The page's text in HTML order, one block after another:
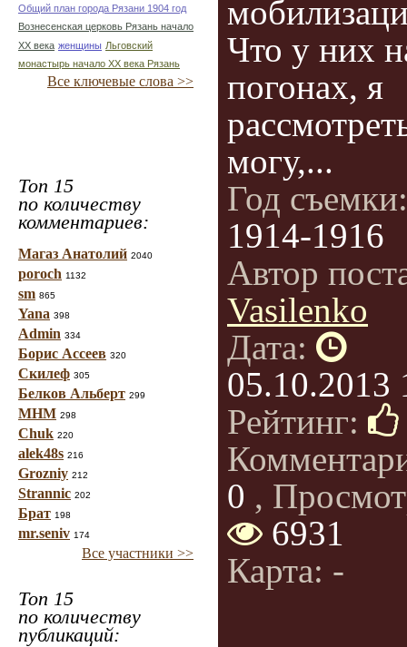
Общий план города Рязани 1904 год
Вознесенская церковь Рязань начало
ХХ века женщины Льговский
монастырь начало ХХ века Рязань
Все ключевые слова >>
Топ 15
по количеству
комментариев:
Магаз Анатолий 2040
poroch 1132
sm 865
Yana 398
Admin 334
Борис Ассеев 320
Скилеф 305
Белков Альберт 299
МНМ 298
Chuk 220
alek48s 216
Grozniy 212
Strannic 202
Брат 198
mr.seniv 174
Все участники >>
Топ 15
по количеству
публикаций:
Что у них
погонах, я
могу,...
Год
1914-1916
Автор
Vasilenko
Дата:
05.10.2013
Рейтинг:
0 ,
6931
Карта: -